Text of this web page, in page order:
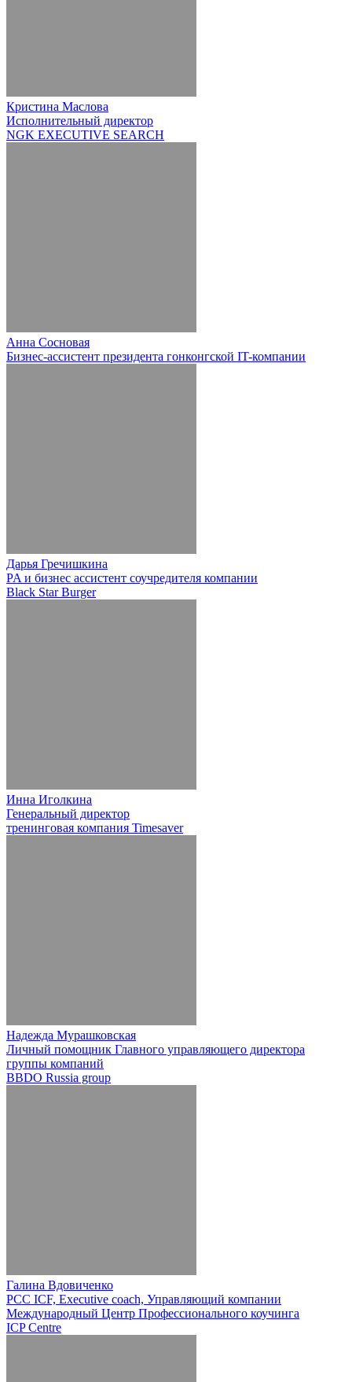
Кристина Маслова
Исполнительный директор
NGK EXECUTIVE SEARCH
Анна Сосновая
Бизнес-ассистент президента гонконгской IT-компании
Дарья Гречишкина
PA и бизнес ассистент соучредителя компании
Black Star Burger
Инна Иголкина
Генеральный директор
тренинговая компания Timesaver
Надежда Мурашковская
Личный помощник Главного управляющего директора
группы компаний
BBDO Russia group
Галина Вдовиченко
PCC ICF, Executive coach, Управляющий компании
Международный Центр Профессионального коучинга
ICP Centre